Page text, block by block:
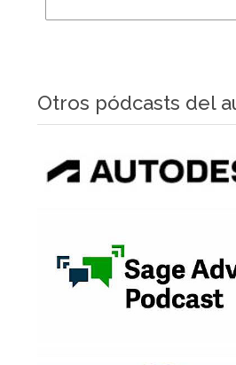
Otros pódcasts del